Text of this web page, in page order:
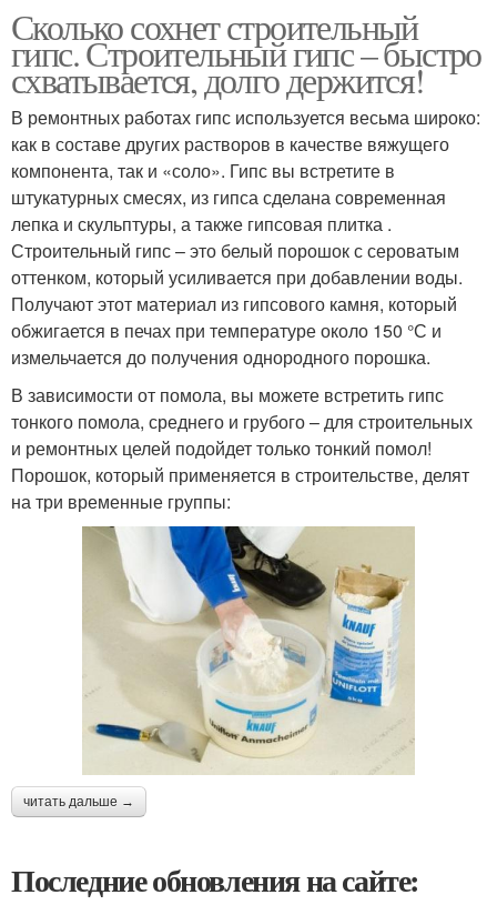
Сколько сохнет строительный
гипс. Строительный гипс – быстро
схватывается, долго держится!
В ремонтных работах гипс используется весьма широко:
как в составе других растворов в качестве вяжущего
компонента, так и «соло». Гипс вы встретите в
штукатурных смесях, из гипса сделана современная
лепка и скульптуры, а также гипсовая плитка .
Строительный гипс – это белый порошок с сероватым
оттенком, который усиливается при добавлении воды.
Получают этот материал из гипсового камня, который
обжигается в печах при температуре около 150 °С и
измельчается до получения однородного порошка.
В зависимости от помола, вы можете встретить гипс
тонкого помола, среднего и грубого – для строительных
и ремонтных целей подойдет только тонкий помол!
Порошок, который применяется в строительстве, делят
на три временные группы:
читать дальше →
Последние обновления на сайте: